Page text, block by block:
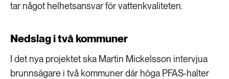
tar något helhetsansvar för vattenkvaliteten.
Nedslag i två kommuner
I det nya projektet ska Martin Mickelsson intervjua
brunnsägare i två kommuner där höga PFAS-halter